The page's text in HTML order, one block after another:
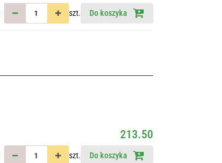
szt. Do koszyka
213.50
szt. Do koszyka